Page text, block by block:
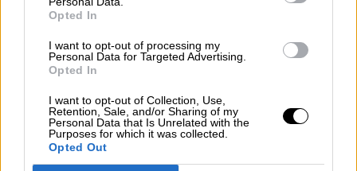
Opted In
I want to opt-out of processing my
Personal Data for Targeted Advertising.
Opted In
I want to opt-out of Collection, Use,
Retention, Sale, and/or Sharing of my
Personal Data that Is Unrelated with the
Purposes for which it was collected.
Opted Out
Fumar mata (también al planeta)